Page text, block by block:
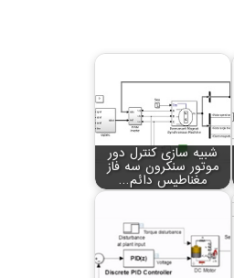
شبیه سازی کنترل دور
موتور سنکرون سه فاز
مغناطیس دائم…